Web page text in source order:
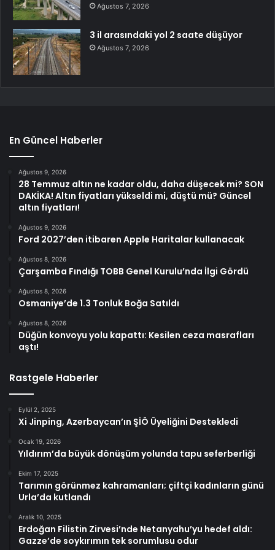
Ağustos 7, 2026
3 il arasındaki yol 2 saate düşüyor
Ağustos 7, 2026
En Güncel Haberler
Ağustos 9, 2026
28 Temmuz altın ne kadar oldu, daha düşecek mi? SON
DAKİKA! Altın fiyatları yükseldi mi, düştü mü? Güncel
altın fiyatları!
Ağustos 9, 2026
Ford 2027’den itibaren Apple Haritalar kullanacak
Ağustos 8, 2026
Çarşamba Fındığı TOBB Genel Kurulu’nda İlgi Gördü
Ağustos 8, 2026
Osmaniye’de 1.3 Tonluk Boğa Satıldı
Ağustos 8, 2026
Düğün konvoyu yolu kapattı: Kesilen ceza masrafları
aştı!
Rastgele Haberler
Eylül 2, 2025
Xi Jinping, Azerbaycan’ın ŞİÖ Üyeliğini Destekledi
Ocak 19, 2026
Yıldırım’da büyük dönüşüm yolunda tapu seferberliği
Ekim 17, 2025
Tarımın görünmez kahramanları; çiftçi kadınların günü
Urla’da kutlandı
Aralık 10, 2025
Erdoğan Filistin Zirvesi’nde Netanyahu’yu hedef aldı:
Gazze’de soykırımın tek sorumlusu odur